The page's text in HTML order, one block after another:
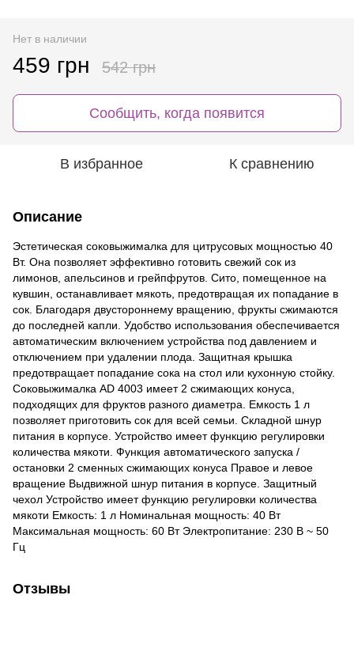
Нет в наличии
459 грн 542 грн
Сообщить, когда появится
В избранное К сравнению
Описание
Эстетическая соковыжималка для цитрусовых мощностью 40
Вт. Она позволяет эффективно готовить свежий сок из
лимонов, апельсинов и грейпфрутов. Сито, помещенное на
кувшин, останавливает мякоть, предотвращая их попадание в
сок. Благодаря двустороннему вращению, фрукты сжимаются
до последней капли. Удобство использования обеспечивается
автоматическим включением устройства под давлением и
отключением при удалении плода. Защитная крышка
предотвращает попадание сока на стол или кухонную стойку.
Соковыжималка AD 4003 имеет 2 сжимающих конуса,
подходящих для фруктов разного диаметра. Емкость 1 л
позволяет приготовить сок для всей семьи. Складной шнур
питания в корпусе. Устройство имеет функцию регулировки
количества мякоти. Функция автоматического запуска /
остановки 2 сменных сжимающих конуса Правое и левое
вращение Выдвижной шнур питания в корпусе. Защитный
чехол Устройство имеет функцию регулировки количества
мякоти Емкость: 1 л Номинальная мощность: 40 Вт
Максимальная мощность: 60 Вт Электропитание: 230 В ~ 50
Гц
Отзывы